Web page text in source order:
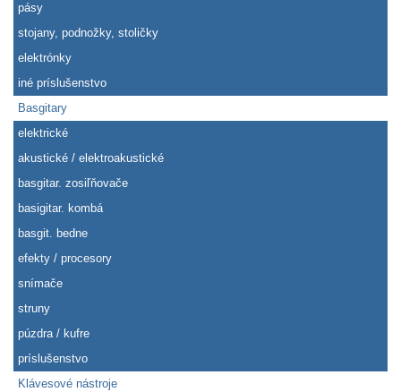
pásy
stojany, podnožky, stoličky
elektrónky
iné príslušenstvo
Basgitary
elektrické
akustické / elektroakustické
basgitar. zosiľňovače
basigitar. kombá
basgit. bedne
efekty / procesory
snímače
struny
púzdra / kufre
príslušenstvo
Klávesové nástroje